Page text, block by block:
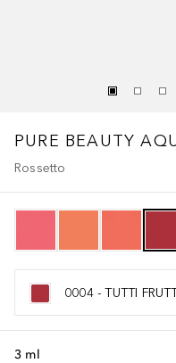
PURE BEAUTY
Rossetto
0004 - TUTTI
3 ml